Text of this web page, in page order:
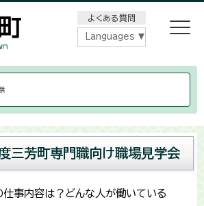
よくある質問
Languages
三芳町専門職向け職場見学会
事内容は？どんな人が働いている